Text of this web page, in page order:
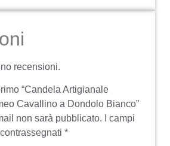
recensioni.
“Candela Artigianale
Cavallino a Dondolo Bianco”
non sarà pubblicato.
I campi
*